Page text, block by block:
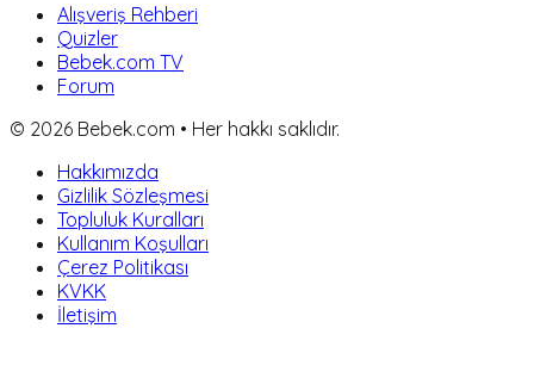
Alışveriş Rehberi
Quizler
Bebek.com TV
Forum
© 2026 Bebek.com • Her hakkı saklıdır.
Hakkımızda
Gizlilik Sözleşmesi
Topluluk Kuralları
Kullanım Koşulları
Çerez Politikası
KVKK
İletişim